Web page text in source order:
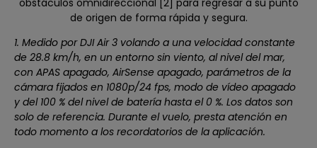
de origen de forma rápida y segura.
1. Medido por DJI Air 3 volando a una velocidad constante
de 28.8 km/h, en un entorno sin viento, al nivel del mar,
con APAS apagado, AirSense apagado, parámetros de la
cámara fijados en 1080p/24 fps, modo de vídeo apagado
y del 100 % del nivel de batería hasta el 0 %. Los datos son
solo de referencia. Durante el vuelo, presta atención en
todo momento a los recordatorios de la aplicación.